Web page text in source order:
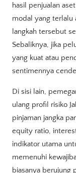
hasil penjualan
modal yang terlalu
langkah tersebut
Sebaliknya, jika
yang kuat atau
sentimennya
Di sisi lain,
ulang profil risiko
pinjaman jangka
equity ratio,
indikator utama
memenuhi
biasanya berujung